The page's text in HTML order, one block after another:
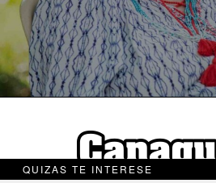
QUIZAS TE INTERESE